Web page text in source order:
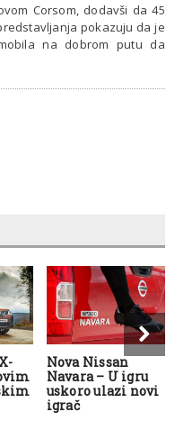
Corsom, dodavši da 45
pokazuju da je
na dobrom putu da
Nova Nissan
Navara – U igru
uskoro ulazi novi
igrač